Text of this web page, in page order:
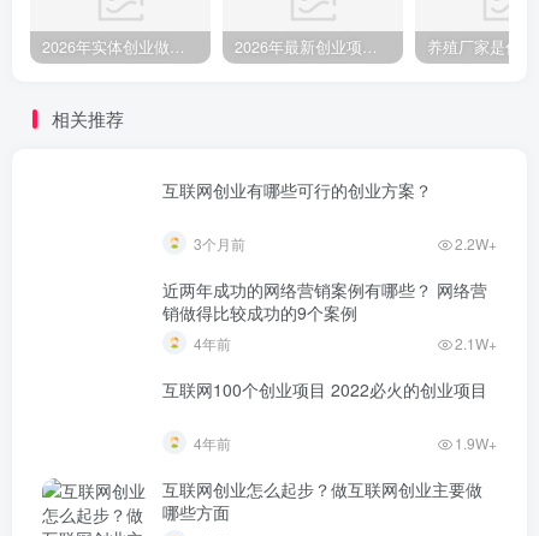
2026年实体创业做什么比较稳？这5个线下生意客流很踏实 2026年最新创业项目参考：9大领域106个项目及补贴参考全攻略
相关推荐
互联网创业有哪些可行的创业方案？
3个月前 2.2W+
近两年成功的网络营销案例有哪些？ 网络营
销做得比较成功的9个案例
4年前 2.1W+
互联网100个创业项目 2022必火的创业项目
4年前 1.9W+
互联网创业怎么起步？做互联网创业主要做
哪些方面